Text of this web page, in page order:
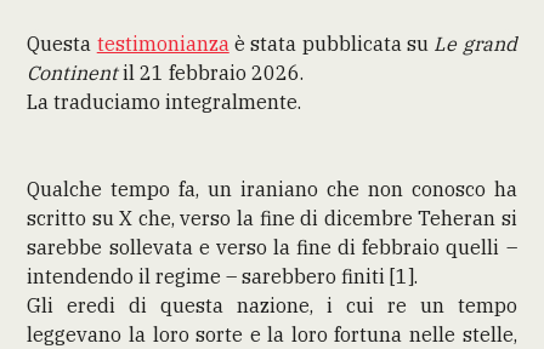
Questa testimonianza è stata pubblicata su Le grand
Continentil 21 febbraio 2026.
La traduciamo integralmente.
Qualche tempo fa, un iraniano che non conosco ha
scritto su X che, verso la fine di dicembre Teheran si
sarebbe sollevata e verso la fine di febbraio quelli –
intendendo il regime – sarebbero finiti [1].
Gli eredi di questa nazione, i cui re un tempo
leggevano la loro sorte e la loro fortuna nelle stelle,